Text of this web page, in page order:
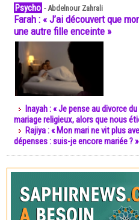
Psycho -Abdelnour Zahrali
Farah : « J’ai découvert que
une autre fille enceinte »
Inayah : « Je pense au divorce
mariage religieux, alors que nous
Rajiya : « Mon mari ne vit plus
dépenses : suis-je encore mariée ? »